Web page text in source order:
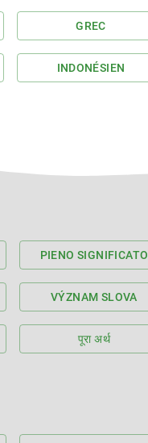
GREC
INDONÉSIEN
PIENO SIGNIFICATO
VÝZNAM SLOVA
पूरा अर्थ